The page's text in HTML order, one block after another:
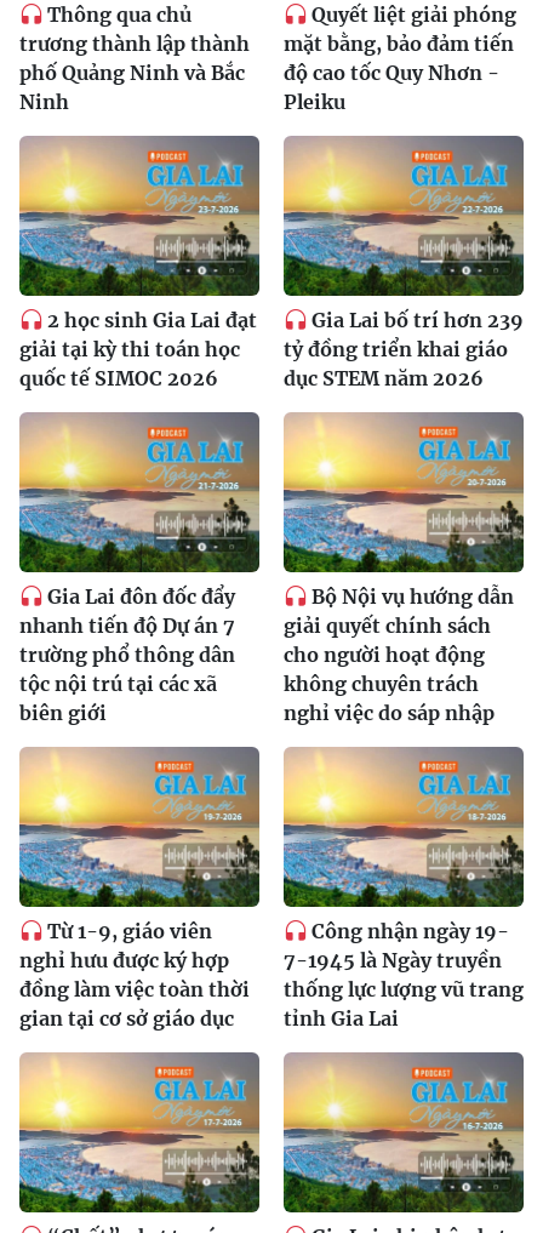
Thông qua chủ
trương thành lập thành
phố Quảng Ninh và Bắc
Ninh
Quyết liệt giải phóng
mặt bằng, bảo đảm tiến
độ cao tốc Quy Nhơn -
Pleiku
2 học sinh Gia Lai đạt
giải tại kỳ thi toán học
quốc tế SIMOC 2026
Gia Lai bố trí hơn 239
tỷ đồng triển khai giáo
dục STEM năm 2026
Gia Lai đôn đốc đẩy
nhanh tiến độ Dự án 7
trường phổ thông dân
tộc nội trú tại các xã
biên giới
Bộ Nội vụ hướng dẫn
giải quyết chính sách
cho người hoạt động
không chuyên trách
nghỉ việc do sáp nhập
Từ 1-9, giáo viên
nghỉ hưu được ký hợp
đồng làm việc toàn thời
gian tại cơ sở giáo dục
Công nhận ngày 19-
7-1945 là Ngày truyền
thống lực lượng vũ trang
tỉnh Gia Lai